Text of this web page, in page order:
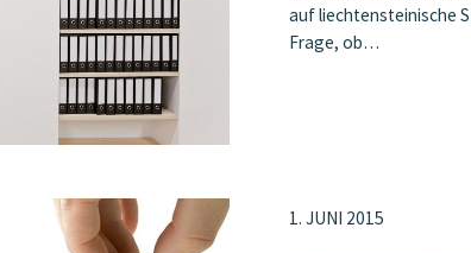
auf liechtensteinische
Frage, ob…
1. JUNI 2015